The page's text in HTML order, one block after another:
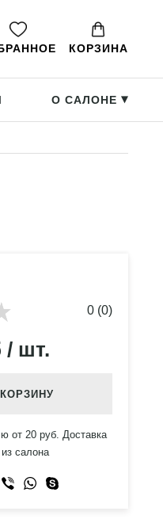
КОРЗИНА
О САЛОНЕ ▸
0 (0)
/ шт.
от 20 руб. Доставка
салона